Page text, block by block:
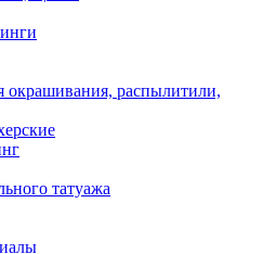
окрашивания, распылитили,
татуажа